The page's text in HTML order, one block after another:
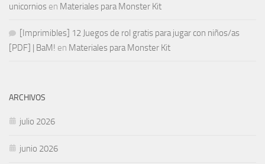
unicornios en Materiales para Monster Kit
[Imprimibles] 12 Juegos de rol gratis para jugar con niños/as
[PDF] | BaM! en Materiales para Monster Kit
ARCHIVOS
julio 2026
junio 2026